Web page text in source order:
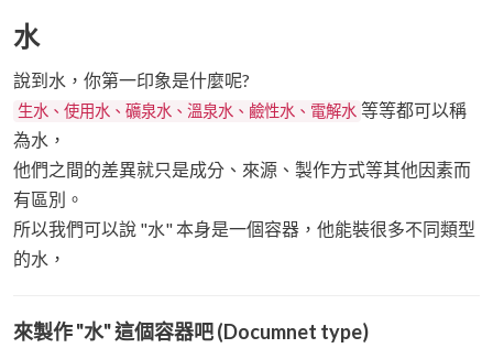
水
說到水，你第一印象是什麼呢?
生水、使用水、礦泉水、溫泉水、鹼性水、電解水 等等都可以稱
為水，
他們之間的差異就只是成分、來源、製作方式等其他因素而
有區別。
所以我們可以說 "水" 本身是一個容器，他能裝很多不同類型
的水，
來製作 "水" 這個容器吧 (Documnet type)